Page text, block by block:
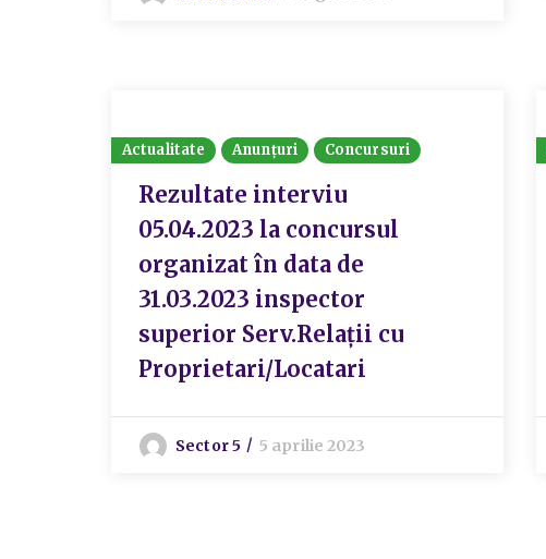
Actualitate Anunțuri Concursuri
Rezultate interviu
05.04.2023 la concursul
organizat în data de
31.03.2023 inspector
superior Serv.Relații cu
Proprietari/Locatari
Sector 5 5 aprilie 2023